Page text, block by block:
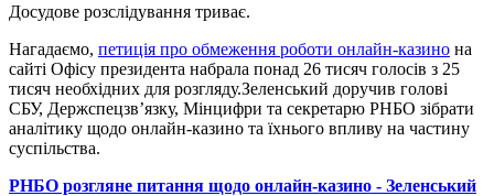
Досудове розслідування триває.
Нагадаємо, петиція про обмеження роботи онлайн-казино на
сайті Офісу президента набрала понад 26 тисяч голосів з 25
тисяч необхідних для розгляду.Зеленський доручив голові
СБУ, Держспецзвʼязку, Мінцифри та секретарю РНБО зібрати
аналітику щодо онлайн-казино та їхнього впливу на частину
суспільства.
РНБО розгляне питання щодо онлайн-казино - Зеленський